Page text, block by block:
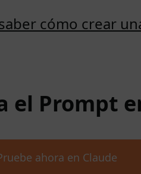
cómo crear
el Prompt
ahora en Claude